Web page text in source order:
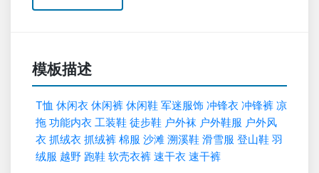
模板描述
T恤 休闲衣 休闲裤 休闲鞋 军迷服饰 冲锋衣 冲锋裤 凉
拖 功能内衣 工装鞋 徒步鞋 户外袜 户外鞋服 户外风
衣 抓绒衣 抓绒裤 棉服 沙滩 溯溪鞋 滑雪服 登山鞋 羽
绒服 越野 跑鞋 软壳衣裤 速干衣 速干裤